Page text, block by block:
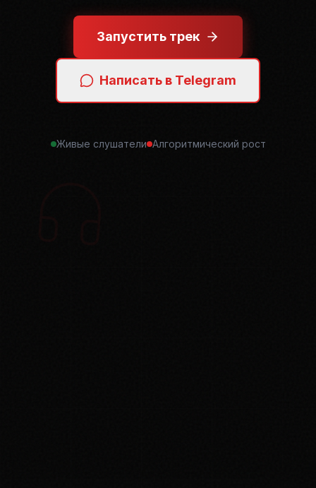
Запустить трек
Написать в Telegram
Живые слушатели Алгоритмический рост